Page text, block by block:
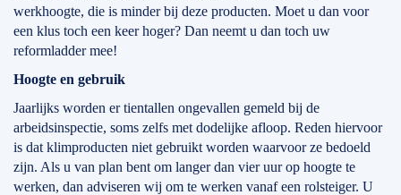
werkhoogte, die is minder bij deze producten. Moet u dan voor
een klus toch een keer hoger? Dan neemt u dan toch uw
reformladder mee!
Hoogte en gebruik
Jaarlijks worden er tientallen ongevallen gemeld bij de
arbeidsinspectie, soms zelfs met dodelijke afloop. Reden hiervoor
is dat klimproducten niet gebruikt worden waarvoor ze bedoeld
zijn. Als u van plan bent om langer dan vier uur op hoogte te
werken, dan adviseren wij om te werken vanaf een rolsteiger. U